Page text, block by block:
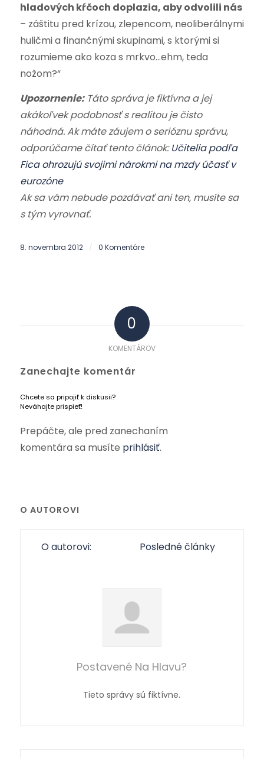
hladových kŕčoch doplazia, aby odvolili nás
– záštitu pred krízou, zlepencom, neoliberálnymi
huličmi a finančnými skupinami, s ktorými si
rozumieme ako koza s mrkvo…ehm, teda
nožom?“
Upozornenie:Táto správa je fiktívna a jej
akákoľvek podobnosť s realitou je čisto
náhodná. Ak máte záujem o serióznu správu,
odporúčame čítať tento článok: Učitelia podľa
Fica ohrozujú svojimi nárokmi na mzdy účasť v
eurozóne
Ak sa vám nebude pozdávať ani ten, musíte sa
s tým vyrovnať.
8. novembra 2012 / 0 Komentáre
0
KOMENTÁROV
Zanechajte komentár
Chcete sa pripojiť k diskusii?
Neváhajte prispieť!
Prepáčte, ale pred zanechaním
komentára sa musíte prihlásiť.
O AUTOROVI
O autorovi: Posledné články
Postavené Na Hlavu?
Tieto správy sú fiktívne.